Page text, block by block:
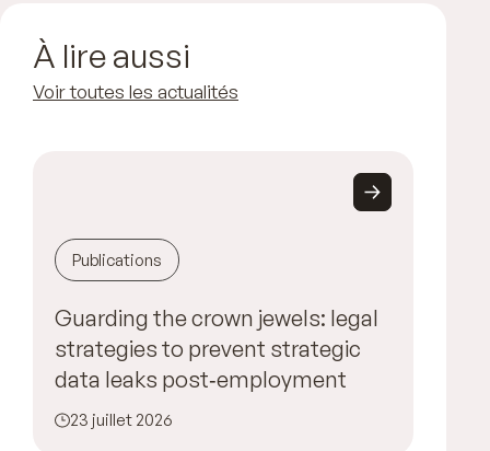
À lire aussi
Voir toutes les actualités
Publications
Guarding the crown jewels: legal
strategies to prevent strategic
data leaks post‑employment
23 juillet 2026